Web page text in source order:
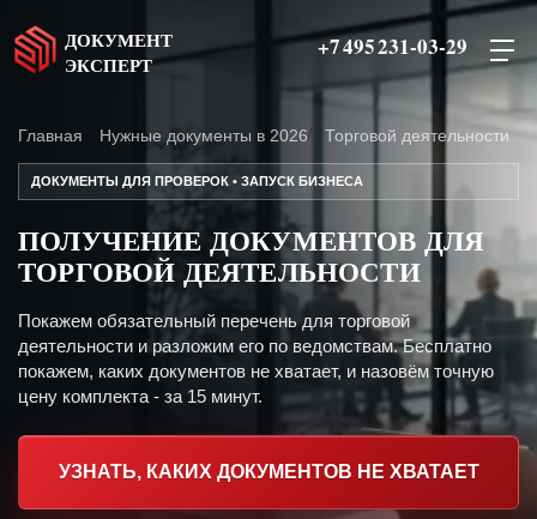
ДОКУМЕНТ
ЭКСПЕРТ
+7 495 231-03-29
Главная Нужные документы в 2026 Торговой деятельности
ДОКУМЕНТЫ ДЛЯ ПРОВЕРОК • ЗАПУСК БИЗНЕСА
ПОЛУЧЕНИЕ ДОКУМЕНТОВ ДЛЯ
ТОРГОВОЙ ДЕЯТЕЛЬНОСТИ
Покажем обязательный перечень для торговой
деятельности и разложим его по ведомствам. Бесплатно
покажем, каких документов не хватает, и назовём точную
цену комплекта - за 15 минут.
УЗНАТЬ, КАКИХ ДОКУМЕНТОВ НЕ ХВАТАЕТ